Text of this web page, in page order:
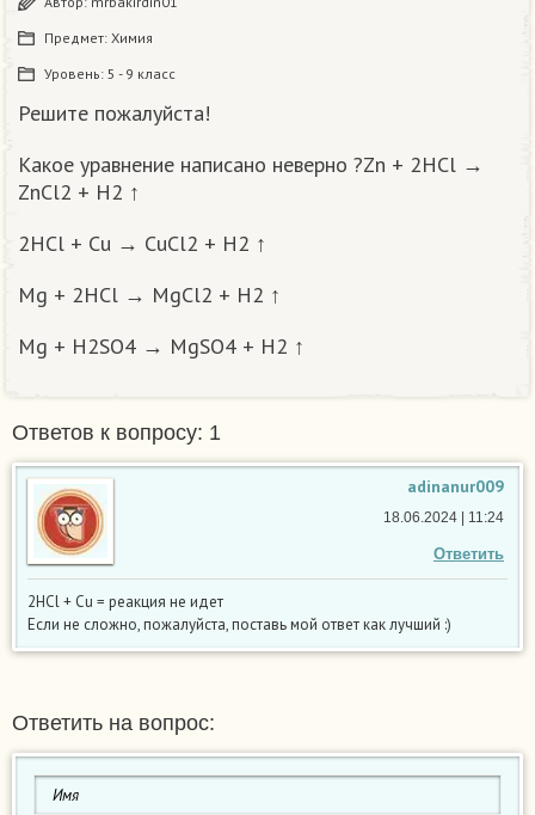
Предмет: Химия
Уровень: 5 - 9 класс
Решите пожалуйста!
Какое уравнение написано неверно ?Zn + 2HCl →
ZnCl2 + H2 ↑
2HCl + Cu → CuCl2 + H2 ↑
Мg + 2HCl → MgCl2 + H2 ↑
Мg + H2SO4 → MgSO4 + H2 ↑
Ответов к вопросу: 1
adinanur009
Ответить
18.06.2024 | 11:24
2HCl + Cu = реакция не идет
Если не сложно, пожалуйста, поставь мой ответ как лучший :)
Ответить на вопрос: